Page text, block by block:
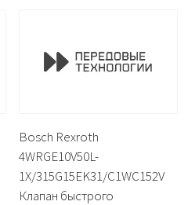
Bosch Rexroth
4WRGE10V50L-
1X/315G15EK31/C1WC152V
Клапан быстрого